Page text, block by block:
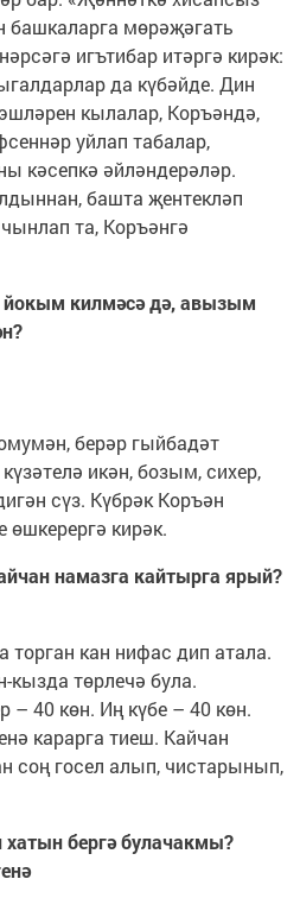
башкаларга мөрәҗәгать
игътибар итәргә кирәк:
да күбәйде. Дин
кылалар, Коръәндә,
уйлап табалар,
кәсепкә әйләндерәләр.
башта җентекләп
та, Коръәнгә
килмәсә дә, авызым
берәр гыйбадәт
икән, бозым, сихер,
сүз. Күбрәк Коръән
өшкерергә кирәк.
намазга кайтырга ярый?
торган кан нифас дип атала.
төрлечә була.
– 40 көн. Иң күбе – 40 көн.
карарга тиеш. Кайчан
соң госел алып, чистарынып,
хатын бергә булачакмы?